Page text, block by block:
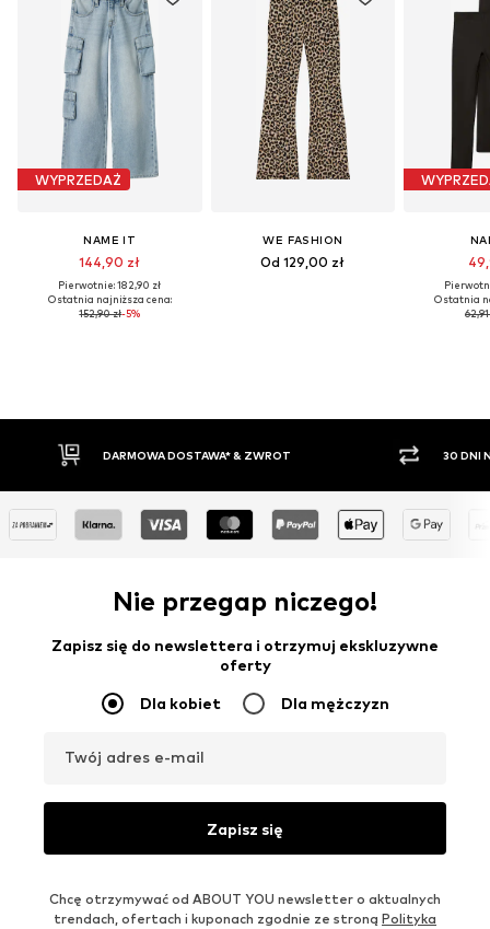
WYPRZEDAŻ
NAME IT
144,90 zł
Pierwotnie: 182,90 zł
Ostatnia najniższa cena:
152,90 zł-5%
WE FASHION
Od 129,00 zł
Ostatnia
62,91
DARMOWA DOSTAWA* & ZWROT 30 DNI NA
Nie przegap niczego!
Zapisz się do newslettera i otrzymuj ekskluzywne
oferty
Dla kobiet Dla mężczyzn
Twój adres e-mail
Zapisz się
Chcę otrzymywać od ABOUT YOU newsletter o aktualnych
trendach, ofertach i kuponach zgodnie ze stroną Polityka